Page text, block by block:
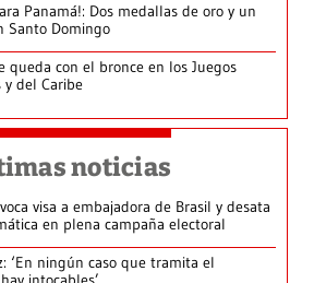
Panamá!: Dos medallas de oro y un
Santo Domingo
queda con el bronce en los Juegos
y del Caribe
noticias
visa a embajadora de Brasil y desata
en plena campaña electoral
‘En ningún caso que tramita el